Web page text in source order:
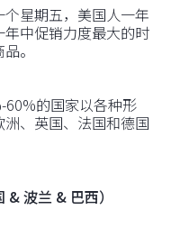
星期五，美国人一年
中促销力度最大的时
。
60%的国家以各种形
、英国、法国和德国
波兰 & 巴西）